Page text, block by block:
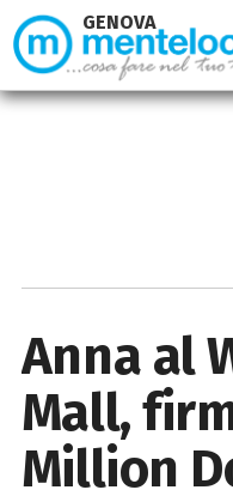
Anna al
Mall,
Million
GENOVA